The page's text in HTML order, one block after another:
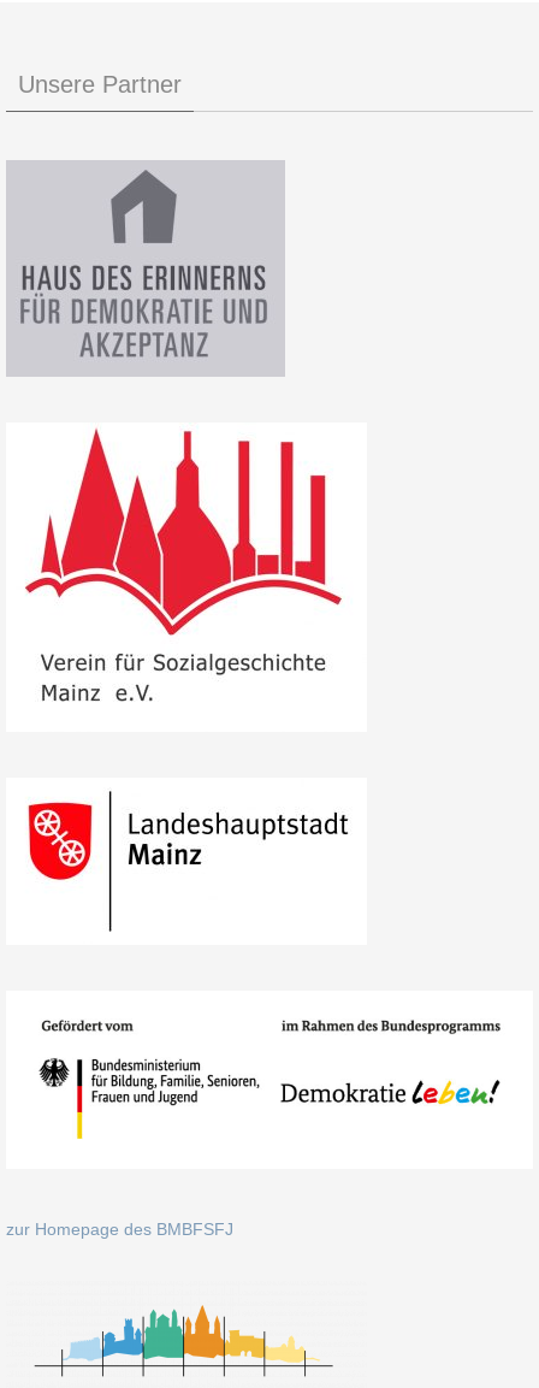
Unsere Partner
zur Homepage des BMBFSFJ